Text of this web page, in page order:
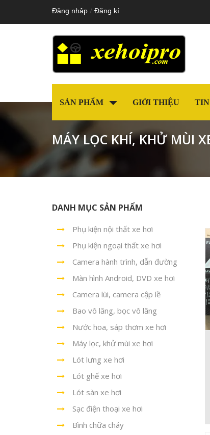
Đăng nhập / Đăng kí
SẢN PHẨM GIỚI THIỆU
MÁY LỌC KHÍ, KHỬ MÙI
DANH MỤC SẢN PHẨM
Phụ kiện nội thất xe hơi
Phụ kiện ngoại thất xe hơi
Camera hành trình, dẫn đường
Màn hình Android, DVD xe hơi
Camera lùi, camera cập lề
Bao vô lăng, bọc vô lăng
Nước hoa, sáp thơm xe hơi
Máy lọc, khử mùi xe hơi
Lót lưng xe hơi
Lót ghế xe hơi
Lót sàn xe hơi
Sạc điện thoại xe hơi
Bình chữa cháy